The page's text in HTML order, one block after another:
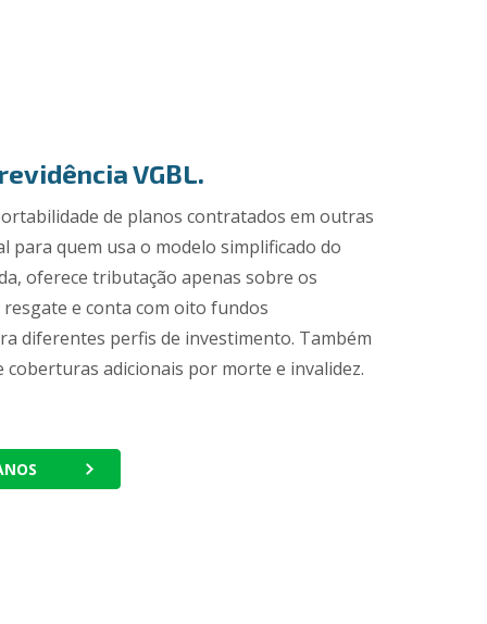
VGBL.
de planos contratados em outras
para quem usa o modelo simplificado do
oferece tributação apenas sobre os
e conta com oito fundos
diferentes perfis de investimento. Também
coberturas adicionais por morte e invalidez.